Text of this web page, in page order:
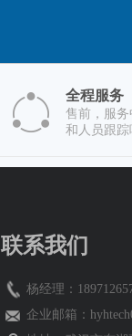
全程服务
售前，服
和人员跟踪
联系我们
杨经理：
企业邮箱：